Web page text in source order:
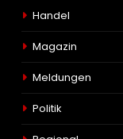
Handel
Magazin
Meldungen
Politik